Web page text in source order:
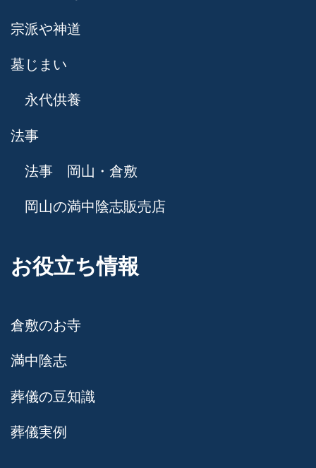
宗派や神道
墓じまい
永代供養
法事
法事 岡山・倉敷
岡山の満中陰志販売店
お役立ち情報
倉敷のお寺
満中陰志
葬儀の豆知識
葬儀実例